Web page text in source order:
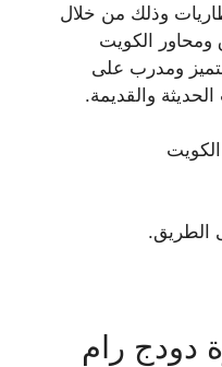
وذلك من خلال
ومحاور الكويت
ومدرب على
والقديمة.
الطريق.
دودج رام